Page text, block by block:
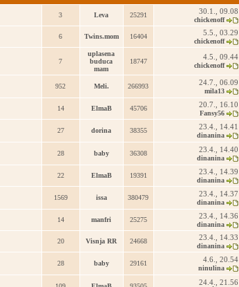
3 Leva 25291 30.1., 09.08
chickenoff
6 Twins.mom 16404 5.5., 03.29
chickenoff
7
uplasena
buduca
mam
18747
4.5., 09.44
chickenoff
952 Meli. 266993 24.7., 06.09
mila13
14 ElmaB 45706 20.7., 16.10
Fansy56
27 dorina 38355 23.4., 14.41
dinanina
28 baby 36308 23.4., 14.40
dinanina
22 ElmaB 19391 23.4., 14.39
dinanina
1569 issa 380479 23.4., 14.37
dinanina
14 manfri 25275 23.4., 14.36
dinanina
20 Visnja RR 24668 23.4., 14.33
dinanina
28 baby 29161 4.6., 20.54
ninulina
24.4., 21.56